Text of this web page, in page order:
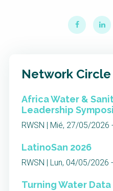
Network
Africa Water &
Leadership
RWSN | Mié, 27/05/2026
LatinoSan 2026
RWSN | Lun, 04/05/2026
Turning Water